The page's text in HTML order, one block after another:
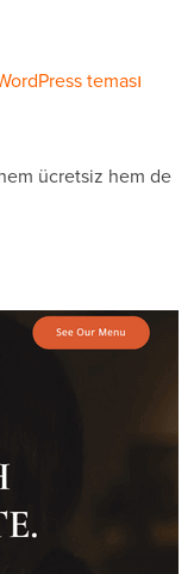
teması
ücretsiz hem de